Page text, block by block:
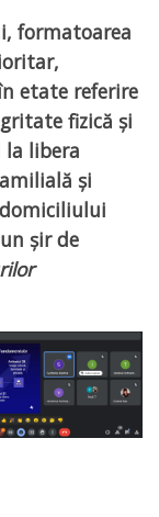
formatoarea
etate referire
fizică și
la libera
și
șir de